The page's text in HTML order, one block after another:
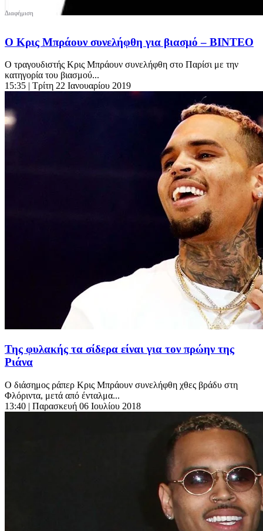
O Κρις Μπράουν συνελήφθη για βιασμό – ΒΙΝΤΕΟ
Ο τραγουδιστής Κρις Μπράουν συνελήφθη στο Παρίσι με την
κατηγορία του βιασμού...
15:35 | Τρίτη 22 Ιανουαρίου 2019
Της φυλακής τα σίδερα είναι για τον πρώην της
Ριάνα
Ο διάσημος ράπερ Κρις Μπράουν συνελήφθη χθες βράδυ στη
Φλόριντα, μετά από ένταλμα...
13:40 | Παρασκευή 06 Ιουλίου 2018